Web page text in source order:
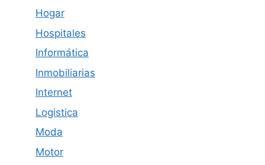
Hogar
Hospitales
Informática
Inmobiliarias
Internet
Logistica
Moda
Motor